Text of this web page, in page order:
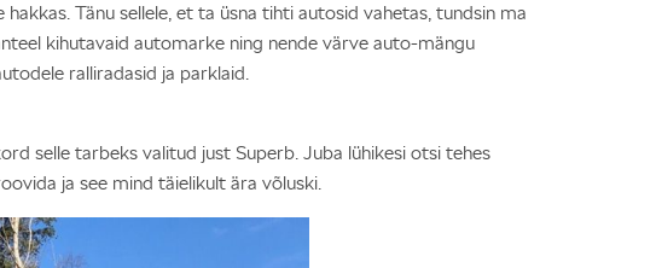
Tänu sellele, et ta üsna tihti autosid vahetas, tundsin ma
kihutavaid automarke ning nende värve auto-mängu
ralliradasid ja parklaid.
selle tarbeks valitud just Superb. Juba lühikesi otsi tehes
ja see mind täielikult ära võluski.